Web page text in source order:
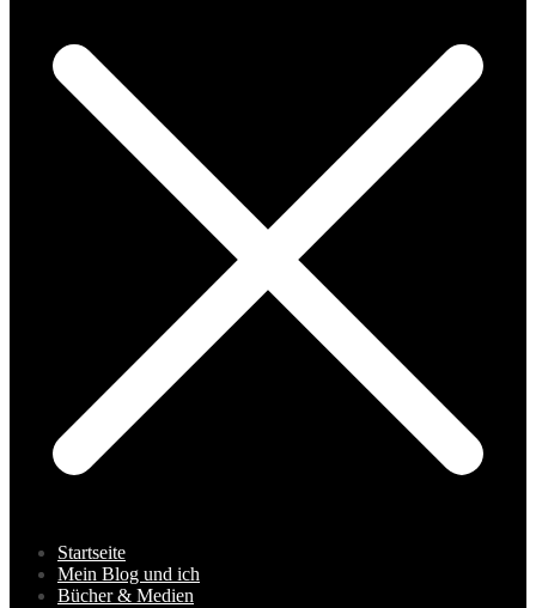
Startseite
Mein Blog und ich
Bücher & Medien